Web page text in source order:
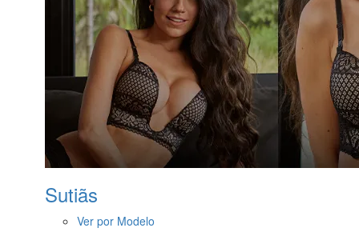
Sutiãs
Ver por Modelo